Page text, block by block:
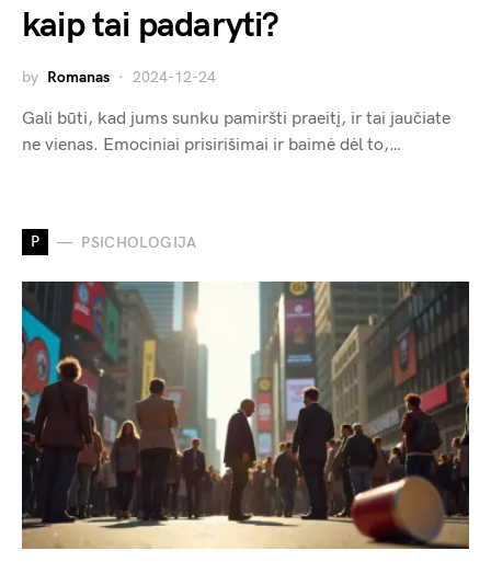
kaip tai padaryti?
by Romanas 2024-12-24
Gali būti, kad jums sunku pamiršti praeitį, ir tai jaučiate
ne vienas. Emociniai prisirišimai ir baimė dėl to,…
P PSICHOLOGIJA